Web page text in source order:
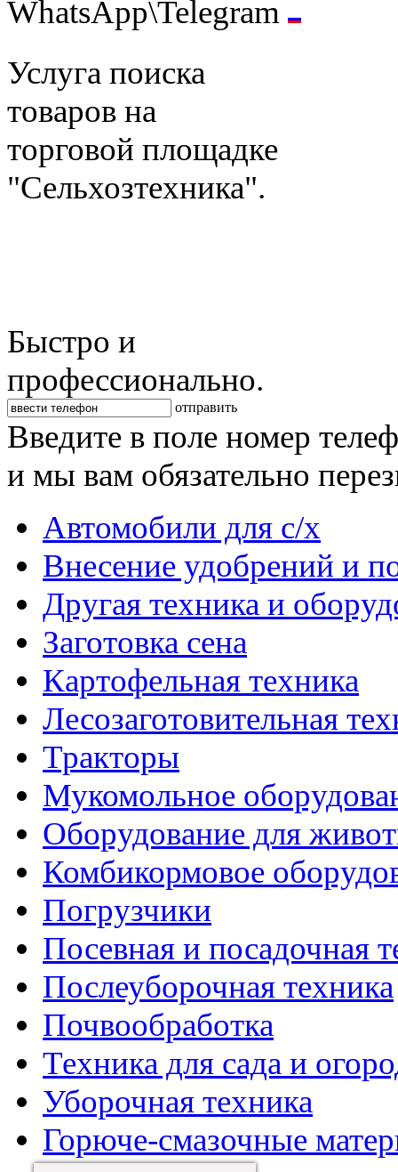
WhatsApp\Telegram
Услуга поиска
товаров на
торговой площадке
"Сельхозтехника".
Быстро и
профессионально.
отправить
Введите в поле номер
и мы вам обязательно
Автомобили для с/х
Внесение удобрений и
Другая техника и
Заготовка сена
Картофельная техника
Лесозаготовительная
Тракторы
Мукомольное
Оборудование для
Комбикормовое
Погрузчики
Посевная и посадочная
Послеуборочная техника
Почвообработка
Техника для сада и
Уборочная техника
Горюче-смазочные